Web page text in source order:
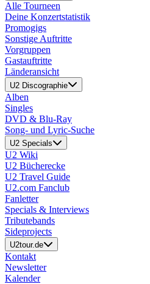
Alle Tourneen
Deine Konzertstatistik
Promogigs
Sonstige Auftritte
Vorgruppen
Gastauftritte
Länderansicht
U2 Discographie
Alben
Singles
DVD & Blu-Ray
Song- und Lyric-Suche
U2 Specials
U2 Wiki
U2 Bücherecke
U2 Travel Guide
U2.com Fanclub
Fanletter
Specials & Interviews
Tributebands
Sideprojects
U2tour.de
Kontakt
Newsletter
Kalender